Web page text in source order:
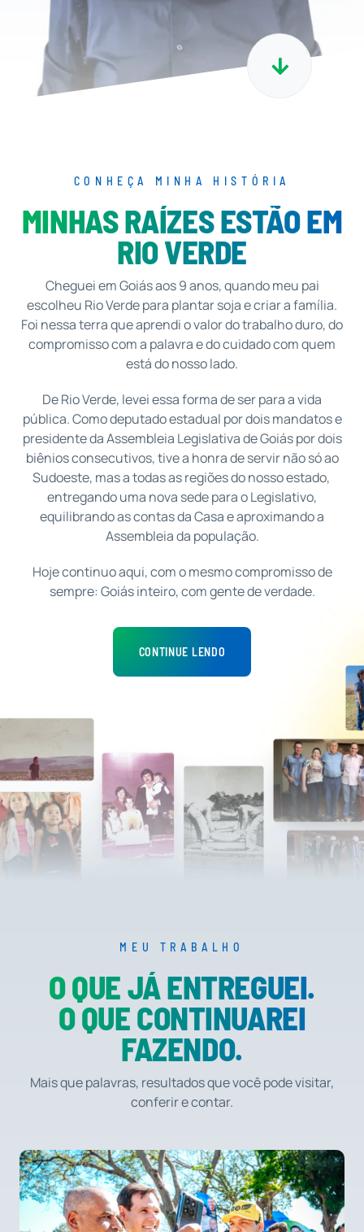
CONHEÇA MINHA HISTÓRIA
MINHAS RAÍZES ESTÃO EM
RIO VERDE
Cheguei em Goiás aos 9 anos, quando meu pai
escolheu Rio Verde para plantar soja e criar a família.
Foi nessa terra que aprendi o valor do trabalho duro, do
compromisso com a palavra e do cuidado com quem
está do nosso lado.
De Rio Verde, levei essa forma de ser para a vida
pública. Como deputado estadual por dois mandatos e
presidente da Assembleia Legislativa de Goiás por dois
biênios consecutivos, tive a honra de servir não só ao
Sudoeste, mas a todas as regiões do nosso estado,
entregando uma nova sede para o Legislativo,
equilibrando as contas da Casa e aproximando a
Assembleia da população.
Hoje continuo aqui, com o mesmo compromisso de
sempre: Goiás inteiro, com gente de verdade.
CONTINUE LENDO
MEU TRABALHO
O QUE JÁ ENTREGUEI.
O QUE CONTINUAREI
FAZENDO.
Mais que palavras, resultados que você pode visitar,
conferir e contar.